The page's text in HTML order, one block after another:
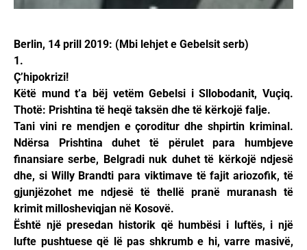
Berlin, 14 prill 2019: (Mbi lehjet e Gebelsit serb)
1.
Ç’hipokrizi!
Këtë mund t’a bëj vetëm Gebelsi i Sllobodanit, Vuçiq.
Thotë: Prishtina të heqë taksën dhe të kërkojë falje.
Tani vini re mendjen e çoroditur dhe shpirtin kriminal.
Ndërsa Prishtina duhet të përulet para humbjeve
finansiare serbe, Belgradi nuk duhet të kërkojë ndjesë
dhe, si Willy Brandti para viktimave të fajit ariozofik, të
gjunjëzohet me ndjesë të thellë pranë muranash të
krimit millosheviqjan në Kosovë.
Është një presedan historik që humbësi i luftës, i një
lufte pushtuese që lë pas shkrumb e hi, varre masivë,